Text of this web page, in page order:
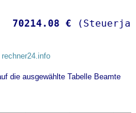
70214.08 €
die ausgewählte Tabelle Beamte